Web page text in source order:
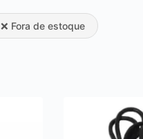
❌ Fora de estoque